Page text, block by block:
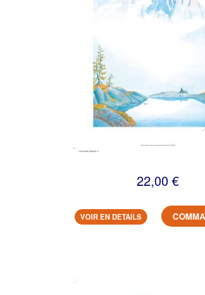
22,00 €
VOIR EN DETAILS